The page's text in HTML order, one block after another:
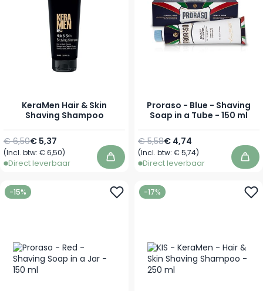
KeraMen Hair & Skin
Shaving Shampoo
Vanaf
€ 5,37
Normale prijs
€ 6,50
(Incl. btw: € 6,50)
Direct leverbaar In winkelwagen
Proraso - Blue - Shaving
Soap in a Tube - 150 ml
Speciale prijs
€ 4,74
Normale prijs
€ 5,58
(Incl. btw: € 5,74)
Direct leverbaar In
-15% -17%